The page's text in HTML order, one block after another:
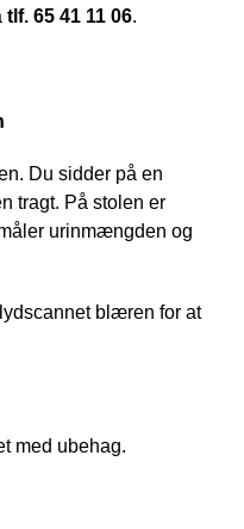
tlf. 65 41 11 06.
Du sidder på en
tragt. På stolen er
urinmængden og
blæren for at
med ubehag.